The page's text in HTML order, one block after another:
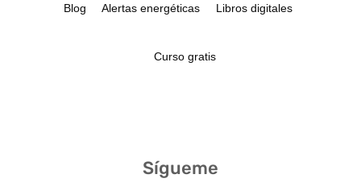
Blog Alertas energéticas Libros digitales
Curso gratis
Sígueme